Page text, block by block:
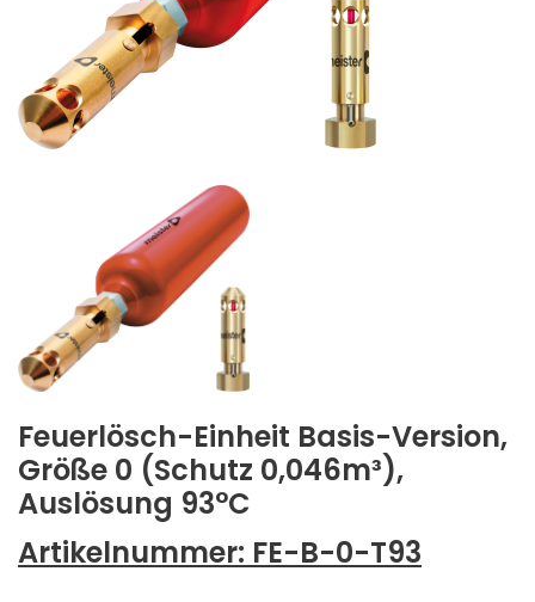
Feuerlösch-Einheit Basis-Version,
Größe 0 (Schutz 0,046m³),
Auslösung 93°C
Artikelnummer: FE-B-0-T93